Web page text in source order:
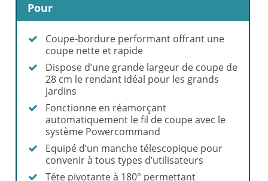
Pour
Coupe-bordure performant offrant une
coupe nette et rapide
Dispose d’une grande largeur de coupe de
28 cm le rendant idéal pour les grands
jardins
Fonctionne en réamorçant
automatiquement le fil de coupe avec le
système Powercommand
Equipé d’un manche télescopique pour
convenir à tous types d’utilisateurs
Tête pivotante à 180° permettant